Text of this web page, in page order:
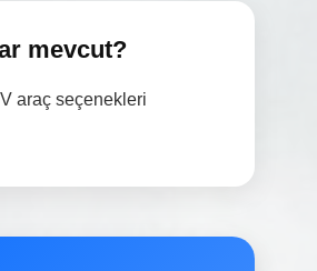
mevcut?
araç seçenekleri